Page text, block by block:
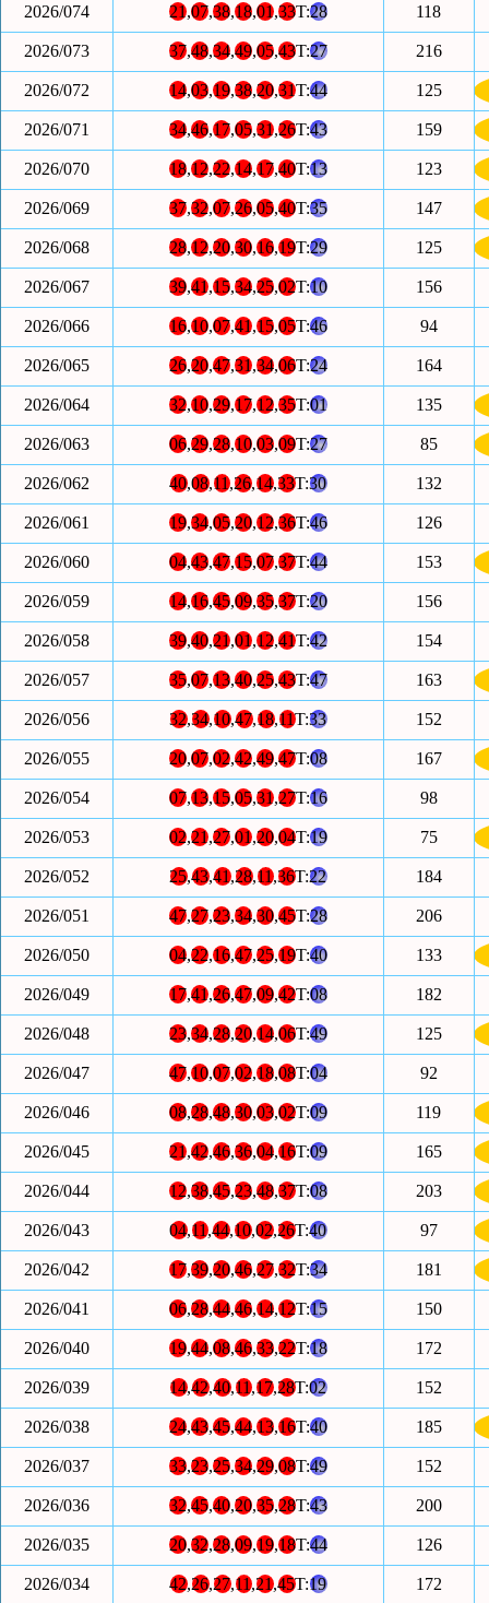
2026/074 21,07,38,18,01,33T:28 118
2026/073 37,48,34,49,05,43T:27 216
2026/072 14,03,19,38,20,31T:44 125
2026/071 34,46,17,05,31,26T:43 159
2026/070 18,12,22,14,17,40T:13 123
2026/069 37,32,07,26,05,40T:35 147
2026/068 28,12,20,30,16,19T:29 125
2026/067 39,41,15,34,25,02T:10 156
2026/066 16,10,07,41,15,05T:46 94
2026/065 26,20,47,31,34,06T:24 164
2026/064 32,10,29,17,12,35T:01 135
2026/063 06,29,28,10,03,09T:27 85
2026/062 40,08,11,26,14,33T:30 132
2026/061 19,34,05,20,12,36T:46 126
2026/060 04,43,47,15,07,37T:44 153
2026/059 14,16,45,09,35,37T:20 156
2026/058 39,40,21,01,12,41T:42 154
2026/057 35,07,13,40,25,43T:47 163
2026/056 32,34,10,47,18,11T:33 152
2026/055 20,07,02,42,49,47T:08 167
2026/054 07,13,15,05,31,27T:16 98
2026/053 02,21,27,01,20,04T:19 75
2026/052 25,43,41,28,11,36T:22 184
2026/051 47,27,23,34,30,45T:28 206
2026/050 04,22,16,47,25,19T:40 133
2026/049 17,41,26,47,09,42T:08 182
2026/048 23,34,28,20,14,06T:49 125
2026/047 47,10,07,02,18,08T:04 92
2026/046 08,28,48,30,03,02T:09 119
2026/045 21,42,46,36,04,16T:09 165
2026/044 12,38,45,23,48,37T:08 203
2026/043 04,11,44,10,02,26T:40 97
2026/042 17,39,20,46,27,32T:34 181
2026/041 06,28,44,46,14,12T:15 150
2026/040 19,44,08,46,33,22T:18 172
2026/039 14,42,40,11,17,28T:02 152
2026/038 24,43,45,44,13,16T:40 185
2026/037 33,23,25,34,29,08T:49 152
2026/036 32,45,40,20,35,28T:43 200
2026/035 20,32,28,09,19,18T:44 126
2026/034 42,26,27,11,21,45T:19 172